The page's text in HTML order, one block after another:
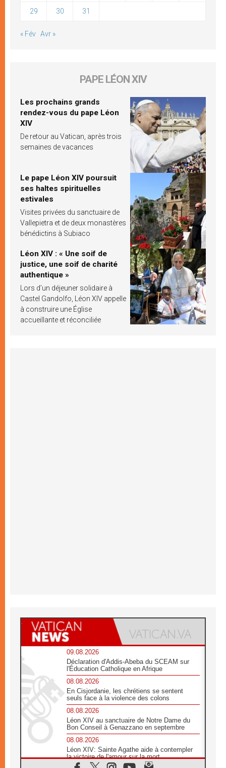
29 30 31
« Fév Avr »
PAPE LÉON XIV
Les prochains grands
rendez-vous du pape Léon
XIV
De retour au Vatican, après trois
semaines de vacances
Le pape Léon XIV poursuit
ses haltes spirituelles
estivales
Visites privées du sanctuaire de
Vallepietra et de deux monastères
bénédictins à Subiaco
Léon XIV : « Une soif de
justice, une soif de charité
authentique »
Lors d’un déjeuner solidaire à
Castel Gandolfo, Léon XIV appelle
à construire une Église
accueillante et réconciliée
09.08.2026
Déclaration d'Addis-Abeba du SCEAM sur
l'Éducation Catholique en Afrique
08.08.2026
En Cisjordanie, les chrétiens se sentent
seuls face à la violence des colons
08.08.2026
Léon XIV au sanctuaire de Notre Dame du
Bon Conseil à Genazzano en septembre
08.08.2026
Léon XIV: Sainte Agathe aide à contempler
la victoire de l'amour sur la mort